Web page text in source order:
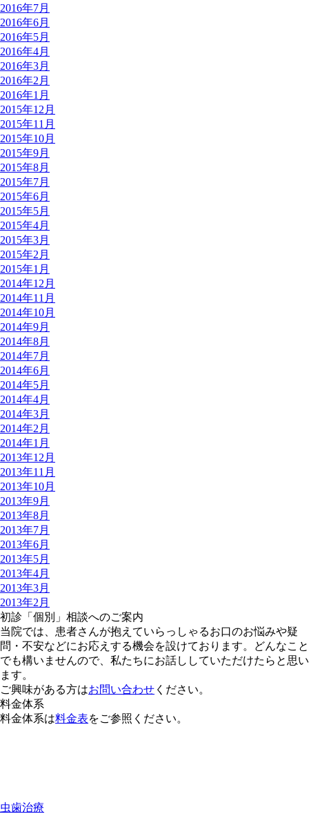
2016年7月
2016年6月
2016年5月
2016年4月
2016年3月
2016年2月
2016年1月
2015年12月
2015年11月
2015年10月
2015年9月
2015年8月
2015年7月
2015年6月
2015年5月
2015年4月
2015年3月
2015年2月
2015年1月
2014年12月
2014年11月
2014年10月
2014年9月
2014年8月
2014年7月
2014年6月
2014年5月
2014年4月
2014年3月
2014年2月
2014年1月
2013年12月
2013年11月
2013年10月
2013年9月
2013年8月
2013年7月
2013年6月
2013年5月
2013年4月
2013年3月
2013年2月
初診「個別」相談へのご案内
当院では、患者さんが抱えていらっしゃるお口のお悩みや疑
問・不安などにお応えする機会を設けております。どんなこと
でも構いませんので、私たちにお話ししていただけたらと思い
ます。
ご興味がある方はお問い合わせ ください。
料金体系
料金体系は料金表をご参照ください。
虫歯治療